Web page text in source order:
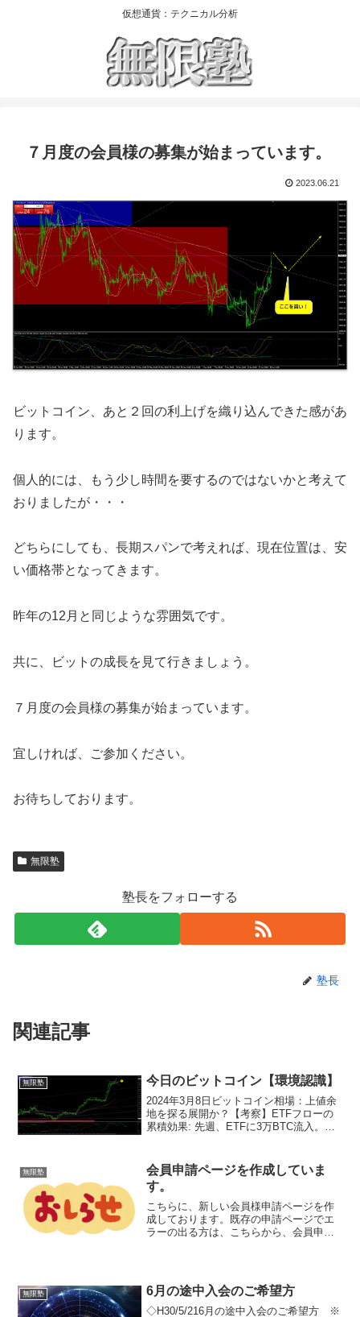
仮想通貨：テクニカル分析
７月度の会員様の募集が始まっています。
2023.06.21
ビットコイン、あと２回の利上げを織り込んできた感があ
ります。
個人的には、もう少し時間を要するのではないかと考えて
おりましたが・・・
どちらにしても、長期スパンで考えれば、現在位置は、安
い価格帯となってきます。
昨年の12月と同じような雰囲気です。
共に、ビットの成長を見て行きましょう。
７月度の会員様の募集が始まっています。
宜しければ、ご参加ください。
お待ちしております。
無限塾
塾長をフォローする
塾長
関連記事
無限塾 今日のビットコイン【環境認識】
2024年3月8日ビットコイン相場：上値余
地を探る展開か？【考察】ETFフローの
累積効果: 先週、ETFに3万BTC流入。市
ピーク: ジェネシスによる売却、2日で
11...
無限塾
会員申請ページを作成していま
す。
こちらに、新しい会員様申請ページを作
成しております。既存の申請ページでエ
ラーの出る方は、こちらから、会員申請
無限塾 6月の途中入会のご希望方
◇H30/5/216月の途中入会のご希望方 ※